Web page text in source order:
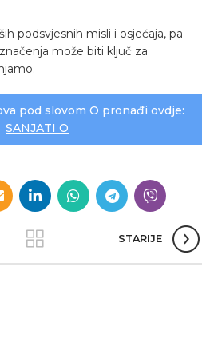
podsvjesnih misli i osjećaja, pa
može biti ključ za
pod slovom O pronađi ovdje:
SANJATI O
STARIJE